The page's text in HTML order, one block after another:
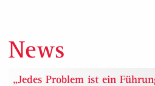
News
„Jedes Problem ist ein